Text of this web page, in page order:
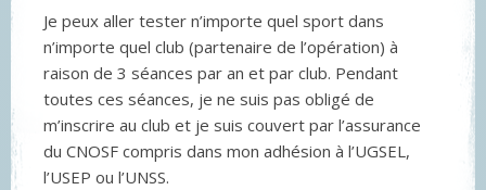
Je peux aller tester n’importe quel sport dans
n’importe quel club (partenaire de l’opération) à
raison de 3 séances par an et par club. Pendant
toutes ces séances, je ne suis pas obligé de
m’inscrire au club et je suis couvert par l’assurance
du CNOSF compris dans mon adhésion à l’UGSEL,
l’USEP ou l’UNSS.